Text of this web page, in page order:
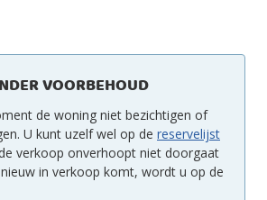
VOORBEHOUD
de woning niet bezichtigen of
U kunt uzelf wel op de reservelijst
verkoop onverhoopt niet doorgaat
in verkoop komt, wordt u op de